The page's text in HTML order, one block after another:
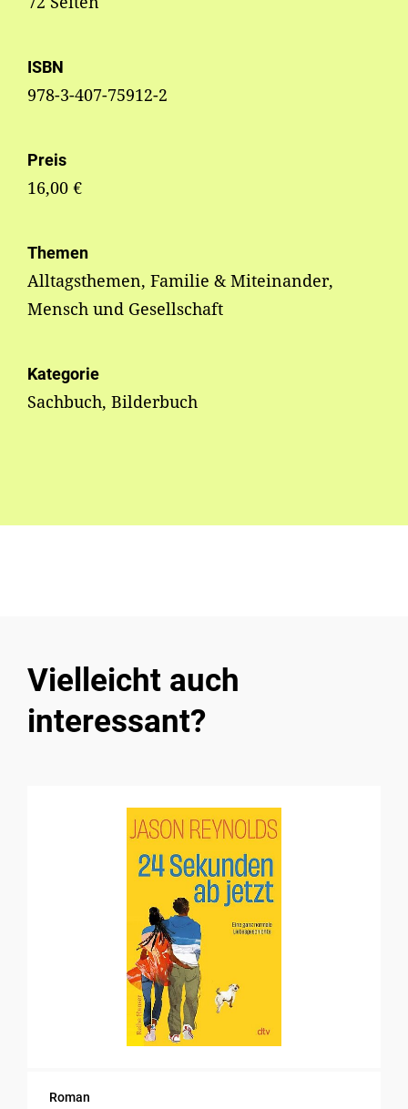
ISBN
978-3-407-75912-2
Preis
16,00 €
Themen
Alltagsthemen, Familie & Miteinander,
Mensch und Gesellschaft
Kategorie
Sachbuch, Bilderbuch
Vielleicht auch
interessant?
Roman